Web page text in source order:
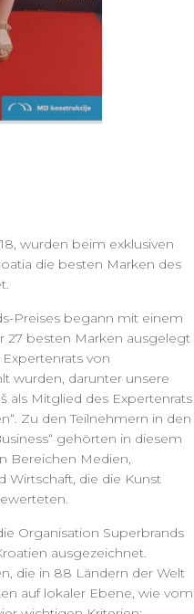
wurden beim exklusiven
die besten Marken des
Preises begann mit einem
27 besten Marken ausgelegt
von
wurden, darunter unsere
als Mitglied des Expertenrats
Zu den Teilnehmern in den
gehörten in diesem
Bereichen Medien,
Wirtschaft, die die Kunst
Organisation Superbrands
ausgezeichnet.
die in 88 Ländern der Welt
auf lokaler Ebene, wie vom